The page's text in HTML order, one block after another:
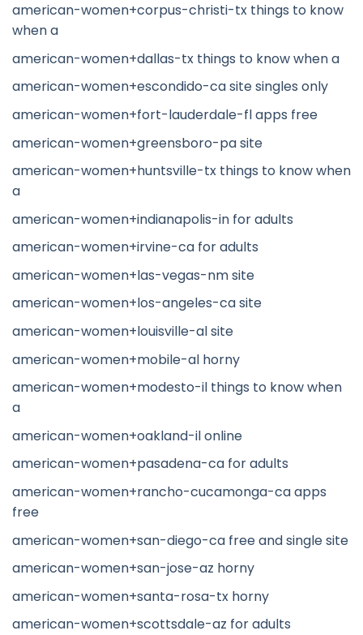
american-women+corpus-christi-tx things to know
when a
american-women+dallas-tx things to know when a
american-women+escondido-ca site singles only
american-women+fort-lauderdale-fl apps free
american-women+greensboro-pa site
american-women+huntsville-tx things to know when
a
american-women+indianapolis-in for adults
american-women+irvine-ca for adults
american-women+las-vegas-nm site
american-women+los-angeles-ca site
american-women+louisville-al site
american-women+mobile-al horny
american-women+modesto-il things to know when
a
american-women+oakland-il online
american-women+pasadena-ca for adults
american-women+rancho-cucamonga-ca apps
free
american-women+san-diego-ca free and single site
american-women+san-jose-az horny
american-women+santa-rosa-tx horny
american-women+scottsdale-az for adults